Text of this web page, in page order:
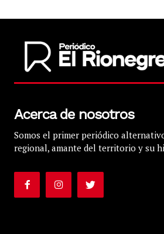
Acerca de nosotros
Somos el primer periódico
regional, amante del territorio y su